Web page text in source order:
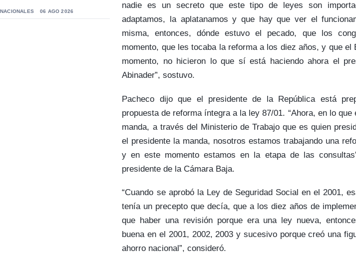
NACIONALES 06 AGO 2026
nadie es un secreto que este tipo de leyes son
adaptamos, la aplatanamos y que hay que ver el
misma, entonces, dónde estuvo el pecado, que los
momento, que les tocaba la reforma a los diez años, y que el
momento, no hicieron lo que sí está haciendo ahora el
Abinader”, sostuvo.
Pacheco dijo que el presidente de la República está
propuesta de reforma íntegra a la ley 87/01. “Ahora, en lo que
manda, a través del Ministerio de Trabajo que es quien
el presidente la manda, nosotros estamos trabajando una
y en este momento estamos en la etapa de las
presidente de la Cámara Baja.
“Cuando se aprobó la Ley de Seguridad Social en el 2001,
tenía un precepto que decía, que a los diez años de
que haber una revisión porque era una ley nueva,
buena en el 2001, 2002, 2003 y sucesivo porque creó una
ahorro nacional”, consideró.